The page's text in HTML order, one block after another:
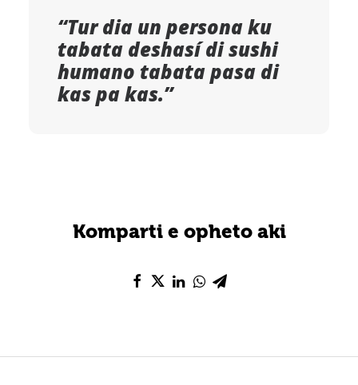
“Tur dia un persona ku
tabata deshasí di sushi
humano tabata pasa di
kas pa kas.”
Komparti e opheto aki